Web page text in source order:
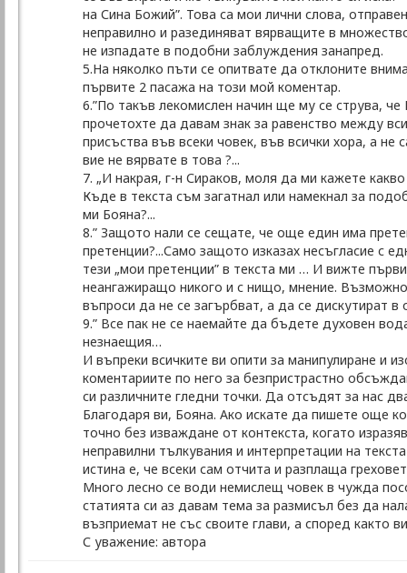
на Сина Божий”. Това са мои лични слова,
неправилно и разединяват вярващите в
не изпадате в подобни заблуждения занапред.
5.На няколко пъти се опитвате да отклоните
първите 2 пасажа на този мой коментар.
6.”По такъв лекомислен начин ще му се струва,
прочетохте да давам знак за равенство между
присъства във всеки човек, във всички хора, а
вие не вярвате в това ?...
7. „И накрая, г-н Сираков, моля да ми кажете
Къде в текста съм загатнал или намекнал за
ми Бояна?...
8.” Защото нали се сещате, че още един има
претенции?...Само защото изказах несъгласие с
тези „мои претенции” в текста ми … И вижте
неангажиращо никого и с нищо, мнение.
въпроси да не се загърбват, а да се дискутират в
9.” Все пак не се наемайте да бъдете духовен
незнаещия…
И въпреки всичките ви опити за манипулиране и
коментариите по него за безпристрастно
си различните гледни точки. Да отсъдят за нас
Благодаря ви, Бояна. Ако искате да пишете още
точно без изваждане от контекста, когато
неправилни тълкувания и интерпретации на
истина е, че всеки сам отчита и разплаща
Много лесно се води немислещ човек в чужда
статията си аз давам тема за размисъл без да
възприемат не със своите глави, а според както
С уважение: автора